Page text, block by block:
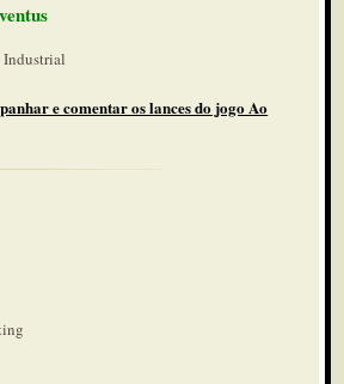
e comentar os lances do jogo Ao